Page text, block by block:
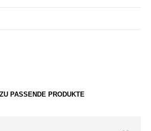
PASSENDE PRODUKTE